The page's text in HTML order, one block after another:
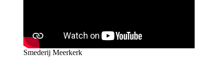
Smederij Meerkerk